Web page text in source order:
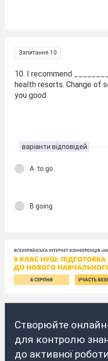
Запитання 10
10. I recommend
health resorts. Change of
you good.
варіанти відповідей
A to go
B going
Створюйте
для контролю
до активної